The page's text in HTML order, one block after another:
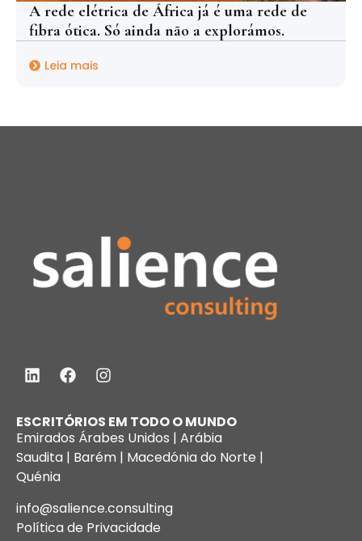
A rede elétrica de África já é uma rede de
fibra ótica. Só ainda não a explorámos.
Leia mais
ESCRITÓRIOS EM TODO O MUNDO
Emirados Árabes Unidos | Arábia
Saudita | Barém | Macedónia do Norte |
Quénia
info@salience.consulting
Política de Privacidade